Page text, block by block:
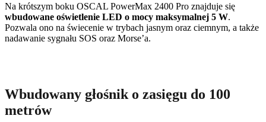
Na krótszym boku OSCAL PowerMax 2400 Pro znajduje się
wbudowane oświetlenie LED o mocy maksymalnej 5 W.
Pozwala ono na świecenie w trybach jasnym oraz ciemnym, a także
nadawanie sygnału SOS oraz Morse’a.
Wbudowany głośnik o zasięgu do 100
metrów